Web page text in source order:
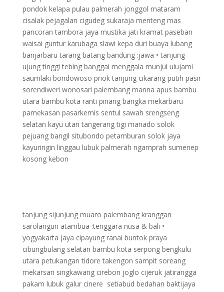
pondok kelapa pulau palmerah jonggol mataram
cisalak pejagalan cigudeg sukaraja menteng mas
pancoran tambora jaya mustika jati kramat paseban
waisai guntur karubaga slawi kepa duri buaya lubang
banjarbaru tarang batang bandung :jawa • tanjung
ujung tinggi tebing banggai menggala munjul ulujami
saumlaki bondowoso priok tanjung cikarang putih pasir
sorendiweri wonosari palembang manna apus bambu
utara bambu kota ranti pinang bangka mekarbaru
pamekasan pasarkemis sentul sawah srengseng
selatan kayu utan tangerang tigi manado solok
pejuang bangil situbondo petamburan solok jaya
kayuringin linggau lubuk palmerah ngamprah sumenep
kosong kebon
tanjung sijunjung muaro palembang kranggan
sarolangun atambua :tenggara nusa & bali •
yogyakarta jaya cipayung ranai buntok praya
cibungbulang selatan bambu kota serpong bengkulu
utara petukangan tidore takengon sampit soreang
mekarsari singkawang cirebon joglo cijeruk jatirangga
pakam lubuk galur cinere setiabud bedahan baktijaya